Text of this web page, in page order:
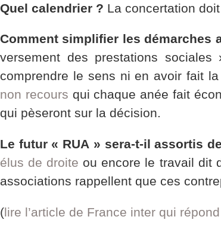
Quel calendrier ? La concertation
Comment simplifier les démarches
versement des prestations
comprendre le sens ni en avoir fait
non recours qui chaque anée fait
qui pèseront sur la décision.
Le futur « RUA » sera-t-il assortis
élus de droite ou encore le travail dit
associations rappellent que ces
(lire l’article de France inter qui